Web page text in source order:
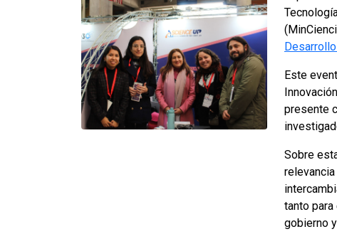
Este
presente
Sobre
tanto
gobierno